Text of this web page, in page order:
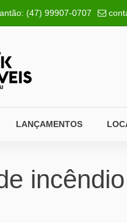
(47) 99907-0707
LANÇAMENTOS
incêndio